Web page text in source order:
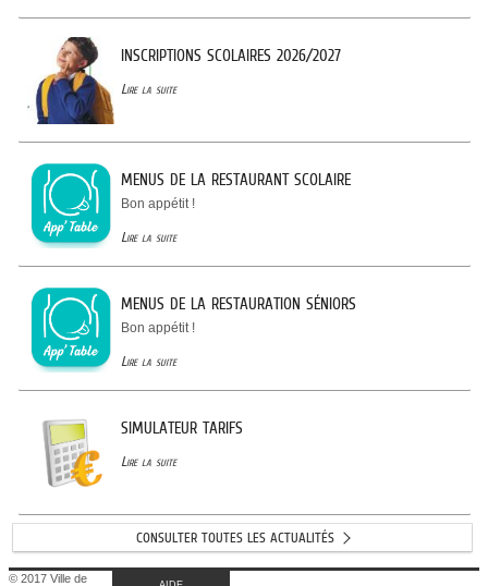
INSCRIPTIONS SCOLAIRES 2026/2027
Lire la suite
MENUS DE LA RESTAURANT SCOLAIRE
Bon appétit !
Lire la suite
MENUS DE LA RESTAURATION SÉNIORS
Bon appétit !
Lire la suite
SIMULATEUR TARIFS
Lire la suite
CONSULTER TOUTES LES ACTUALITÉS
© 2017 Ville de